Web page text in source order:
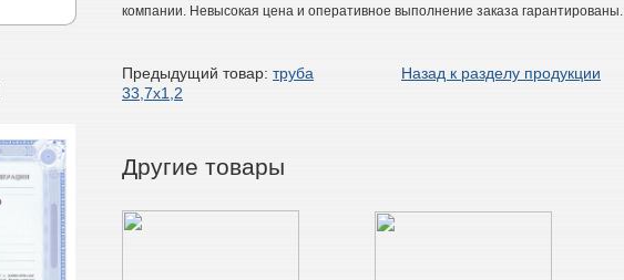
компании. Невысокая цена и оперативное выполнение заказа гарантированы.
Предыдущий товар: труба
33,7х1,2
Назад к разделу продукции
Другие товары